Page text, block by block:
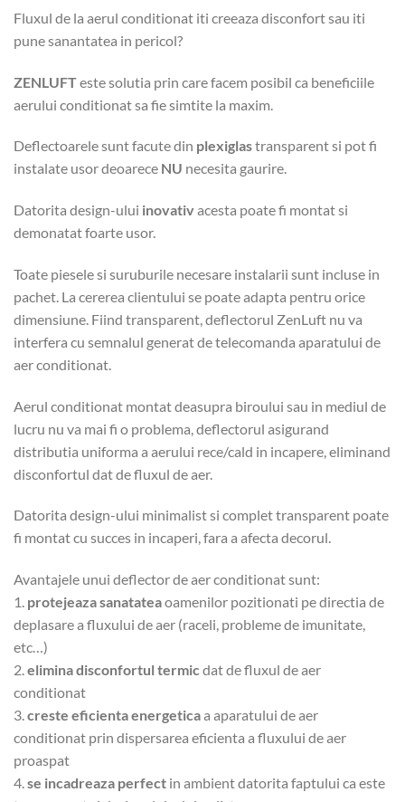
Fluxul de la aerul conditionat iti creeaza disconfort sau iti
pune sanantatea in pericol?
ZENLUFTeste solutia prin care facem posibil ca beneficiile
aerului conditionat sa fie simtite la maxim.
Deflectoarele sunt facute din plexiglastransparent si pot fi
instalate usor deoarece NU necesita gaurire.
Datorita design-ului inovativacesta poate fi montat si
demonatat foarte usor.
Toate piesele si suruburile necesare instalarii sunt incluse in
pachet. La cererea clientului se poate adapta pentru orice
dimensiune. Fiind transparent, deflectorul ZenLuft nu va
interfera cu semnalul generat de telecomanda aparatului de
aer conditionat.
Aerul conditionat montat deasupra biroului sau in mediul de
lucru nu va mai fi o problema, deflectorul asigurand
distributia uniforma a aerului rece/cald in incapere, eliminand
disconfortul dat de fluxul de aer.
Datorita design-ului minimalist si complet transparent poate
fi montat cu succes in incaperi, fara a afecta decorul.
Avantajele unui deflector de aer conditionat sunt:
1. protejeaza sanatateaoamenilor pozitionati pe directia de
deplasare a fluxului de aer (raceli, probleme de imunitate,
etc…)
2.elimina disconfortul termicdat de fluxul de aer
conditionat
3.creste eficienta energeticaa aparatului de aer
conditionat prin dispersarea eficienta a fluxului de aer
proaspat
4.se incadreaza perfect in ambient datorita faptului ca este